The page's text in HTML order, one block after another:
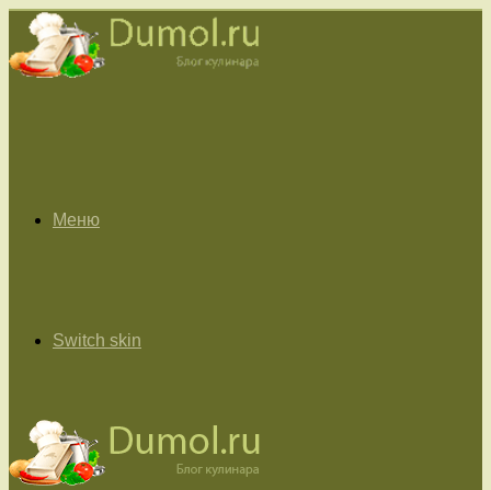
Меню
Switch skin